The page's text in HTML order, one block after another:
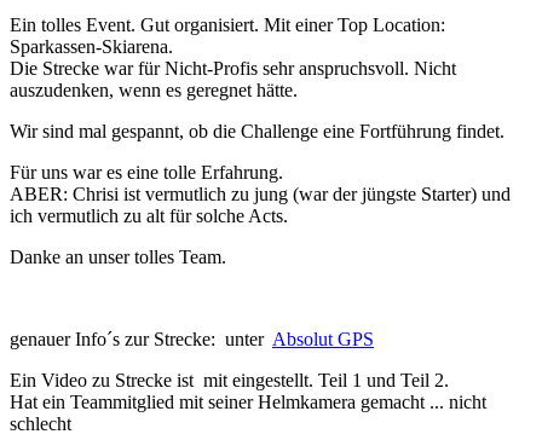
Ein tolles Event. Gut organisiert. Mit einer Top Location:
Sparkassen-Skiarena.
Die Strecke war für Nicht-Profis sehr anspruchsvoll. Nicht
auszudenken, wenn es geregnet hätte.
Wir sind mal gespannt, ob die Challenge eine Fortführung findet.
Für uns war es eine tolle Erfahrung.
ABER: Chrisi ist vermutlich zu jung (war der jüngste Starter) und
ich vermutlich zu alt für solche Acts.
Danke an unser tolles Team.
genauer Info´s zur Strecke: unter Absolut GPS
Ein Video zu Strecke ist mit eingestellt. Teil 1 und Teil 2.
Hat ein Teammitglied mit seiner Helmkamera gemacht ... nicht
schlecht